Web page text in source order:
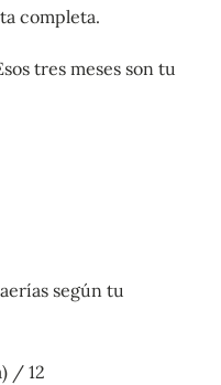
completa.
tres meses son tu
según tu
/ 12